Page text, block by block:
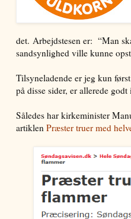
det. Arbejdstesen er: “Man
sandsynlighed ville kunne
Tilsyneladende er jeg kun
på disse sider, er allerede
Således har kirkeminister
artiklen Præster truer med